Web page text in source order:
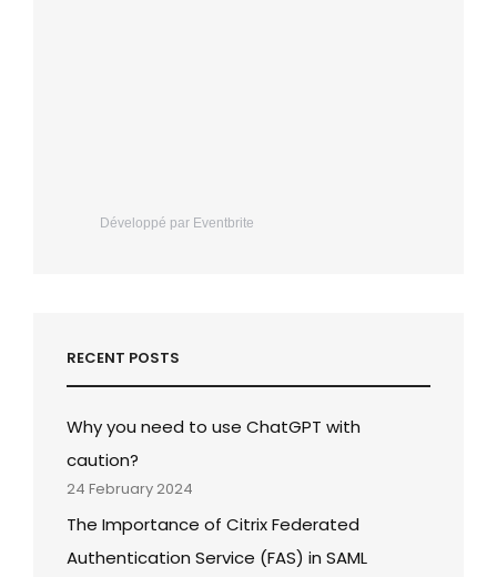
Développé par Eventbrite
RECENT POSTS
Why you need to use ChatGPT with
caution?
24 February 2024
The Importance of Citrix Federated
Authentication Service (FAS) in SAML